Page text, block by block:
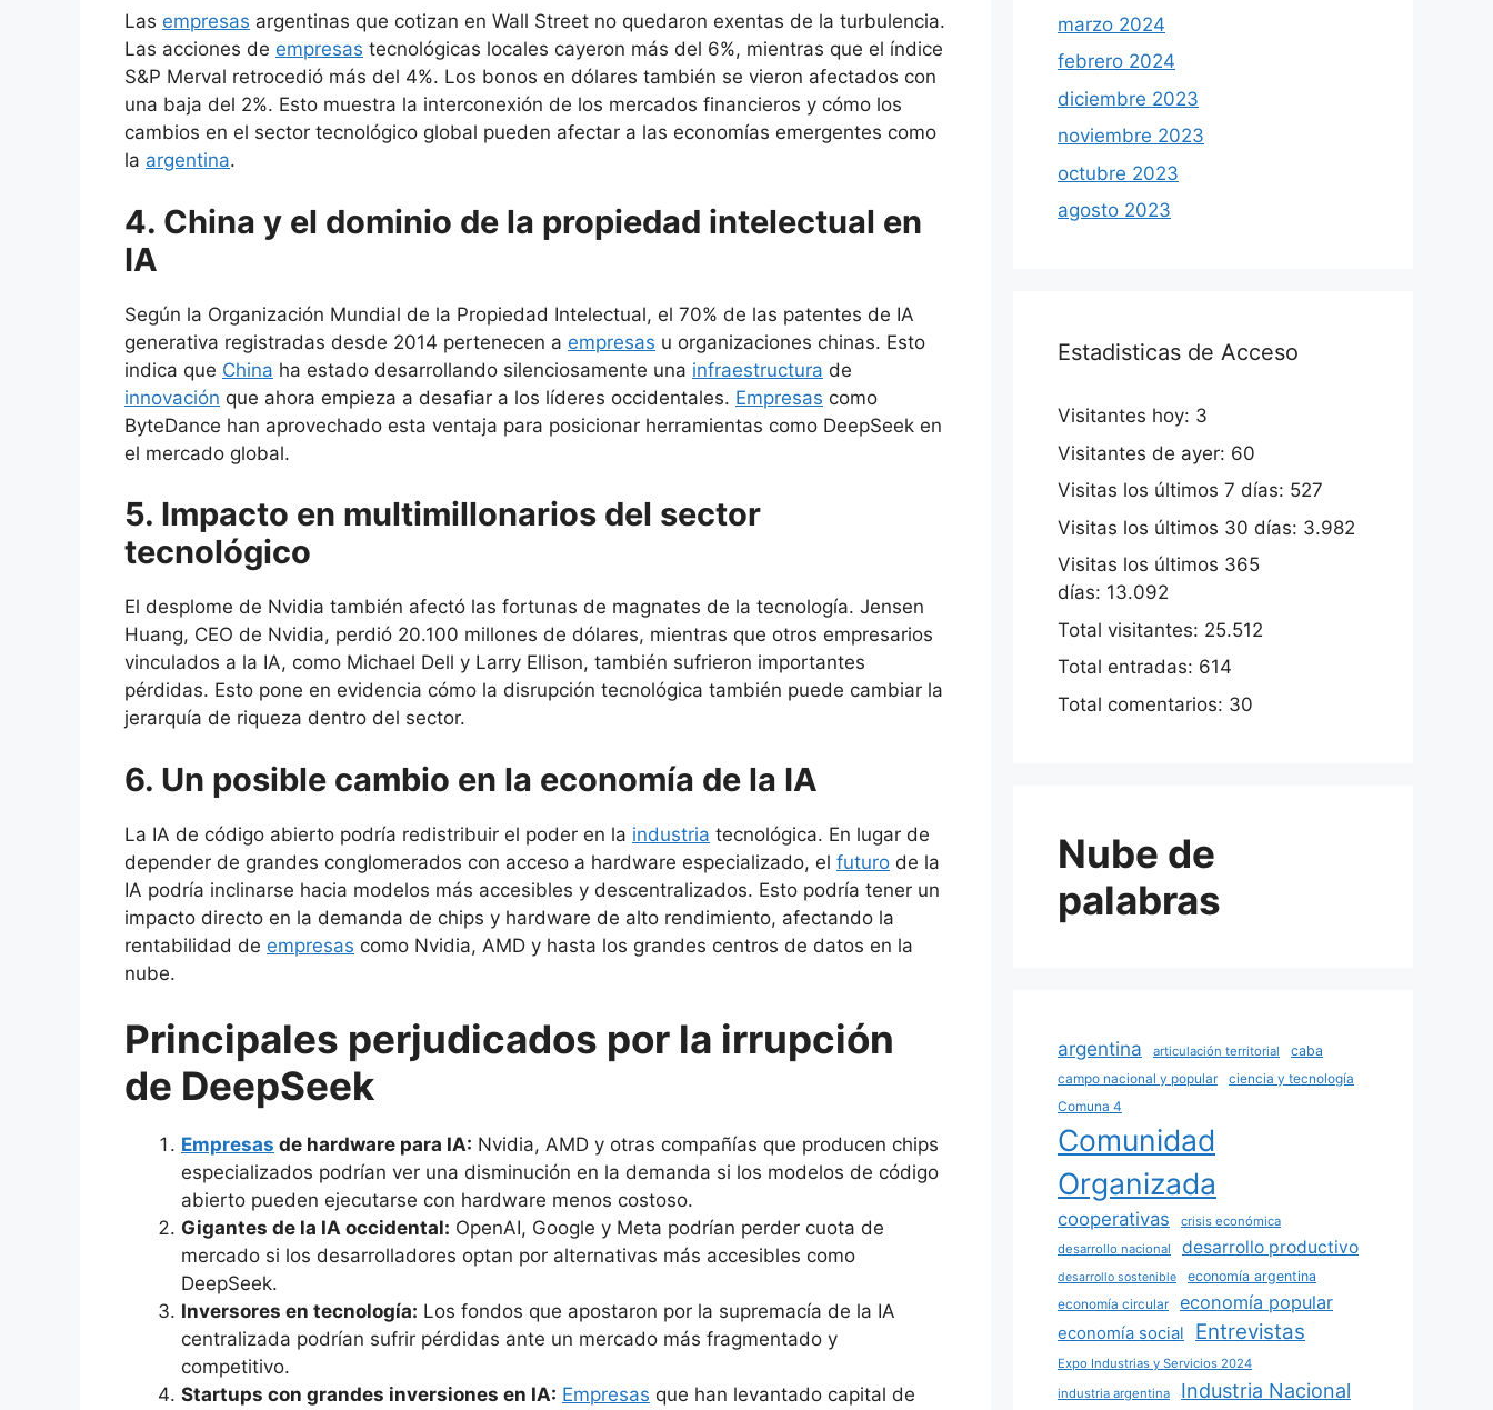
Las empresas argentinas que cotizan en Wall Street no quedaron exentas de la turbulencia.
Las acciones de empresas tecnológicas locales cayeron más del 6%, mientras que el índice
S&P Merval retrocedió más del 4%. Los bonos en dólares también se vieron afectados con
una baja del 2%. Esto muestra la interconexión de los mercados financieros y cómo los
cambios en el sector tecnológico global pueden afectar a las economías emergentes como
la argentina.
4. China y el dominio de la propiedad intelectual en
IA
Según la Organización Mundial de la Propiedad Intelectual, el 70% de las patentes de IA
generativa registradas desde 2014 pertenecen a empresas u organizaciones chinas. Esto
indica que China ha estado desarrollando silenciosamente una infraestructura de
innovación que ahora empieza a desafiar a los líderes occidentales. Empresas como
ByteDance han aprovechado esta ventaja para posicionar herramientas como DeepSeek en
el mercado global.
5. Impacto en multimillonarios del sector
tecnológico
El desplome de Nvidia también afectó las fortunas de magnates de la tecnología. Jensen
Huang, CEO de Nvidia, perdió 20.100 millones de dólares, mientras que otros empresarios
vinculados a la IA, como Michael Dell y Larry Ellison, también sufrieron importantes
pérdidas. Esto pone en evidencia cómo la disrupción tecnológica también puede cambiar la
jerarquía de riqueza dentro del sector.
6. Un posible cambio en la economía de la IA
La IA de código abierto podría redistribuir el poder en la industria tecnológica. En lugar de
depender de grandes conglomerados con acceso a hardware especializado, el futuro de la
IA podría inclinarse hacia modelos más accesibles y descentralizados. Esto podría tener un
impacto directo en la demanda de chips y hardware de alto rendimiento, afectando la
rentabilidad de empresas como Nvidia, AMD y hasta los grandes centros de datos en la
nube.
Principales perjudicados por la irrupción
de DeepSeek
Empresas de hardware para IA: Nvidia, AMD y otras compañías que producen chips
especializados podrían ver una disminución en la demanda si los modelos de código
abierto pueden ejecutarse con hardware menos costoso.
Gigantes de la IA occidental: OpenAI, Google y Meta podrían perder cuota de
mercado si los desarrolladores optan por alternativas más accesibles como
DeepSeek.
Inversores en tecnología: Los fondos que apostaron por la supremacía de la IA
centralizada podrían sufrir pérdidas ante un mercado más fragmentado y
competitivo.
Startups con grandes inversiones en IA: Empresas que han levantado capital de
marzo 2024
febrero 2024
diciembre 2023
noviembre 2023
octubre 2023
agosto 2023
Estadisticas de Acceso
Visitantes hoy: 3
Visitantes de ayer: 60
Visitas los últimos 7 días: 527
Visitas los últimos 30 días: 3.982
Visitas los últimos 365
días: 13.092
Total visitantes: 25.512
Total entradas: 614
Total comentarios: 30
Nube de
palabras
argentina articulación territorial
caba
campo nacional y popular
ciencia y tecnología
Comuna 4
Comunidad
Organizada
cooperativas
crisis económica
desarrollo nacional
desarrollo productivo
desarrollo sostenible
economía argentina
economía circular
economía popular
economía social Entrevistas
Expo Industrias y Servicios 2024
industria argentina
Industria Nacional